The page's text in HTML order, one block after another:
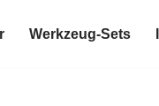
Werkzeug-Sets